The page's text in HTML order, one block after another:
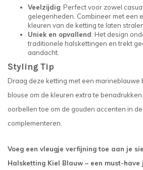
Veelzijdig: Perfect voor zowel
gelegenheden. Combineer met een
kleuren van de ketting te laten
Uniek en opvallend: Het design
traditionele halskettingen en trekt
aandacht.
Styling Tip
Draag deze ketting met een marineblauwe
blouse om de kleuren extra te
oorbellen toe om de gouden accenten in
complementeren.
Voeg een vleugje verfijning toe aan je
Halsketting Kiel Blauw – een must-have